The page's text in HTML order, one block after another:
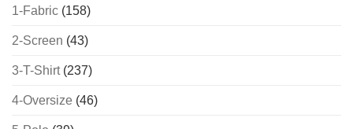
1-Fabric (158)
2-Screen (43)
3-T-Shirt(237)
4-Oversize (46)